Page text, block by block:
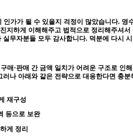
가가 될 수 있을지 걱정이 많았습니다. 영
지하게 이해해주고 법적으로 정리해주셔서
무자분들 모두 감사합니다. 덕분에 다시 시
매·판매 간 금액 일치가 어려운 구조로 인해
러나 아래와 같은 전략으로 대응한다면 충분
재구성
등으로 보완
게 정리